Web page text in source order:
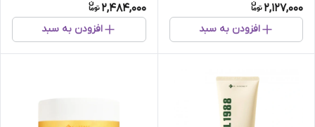
2,127,000
افزودن به سبد
2,484,000
افزودن به سبد